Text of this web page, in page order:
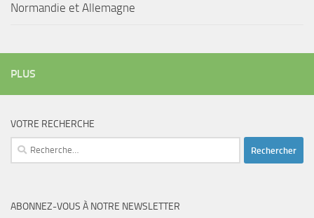
Normandie et Allemagne
PLUS
VOTRE RECHERCHE
Rechercher :
ABONNEZ-VOUS À NOTRE NEWSLETTER